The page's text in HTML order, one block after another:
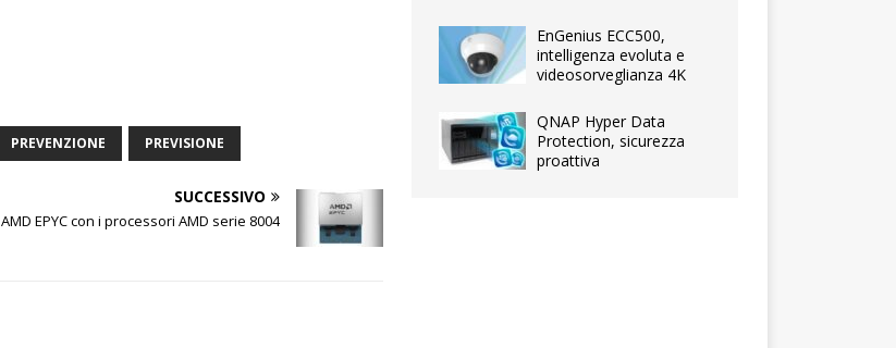
PREVENZIONE PREVISIONE
SUCCESSIVO
AMD EPYC con i processori AMD serie 8004
EnGenius ECC500,
intelligenza evoluta e
videosorveglianza 4K
QNAP Hyper Data
Protection, sicurezza
proattiva